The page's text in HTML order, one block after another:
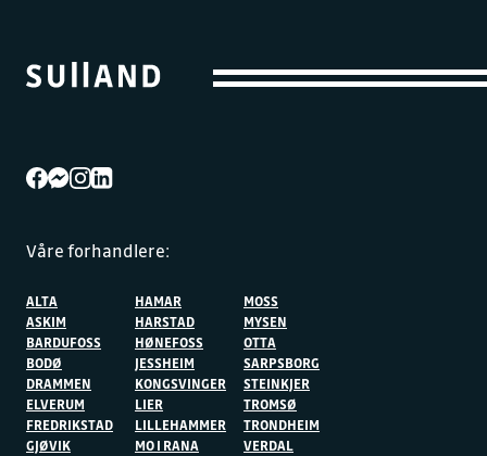
Våre forhandlere:
ALTA
ASKIM
BARDUFOSS
BODØ
DRAMMEN
ELVERUM
FREDRIKSTAD
GJØVIK
HAMAR
HARSTAD
HØNEFOSS
JESSHEIM
KONGSVINGER
LIER
LILLEHAMMER
MO I RANA
MOSS
MYSEN
OTTA
SARPSBORG
STEINKJER
TROMSØ
TRONDHEIM
VERDAL